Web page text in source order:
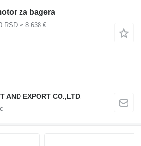
za bagera
RSD ≈ 8.638 €
AND EXPORT CO.,LTD.